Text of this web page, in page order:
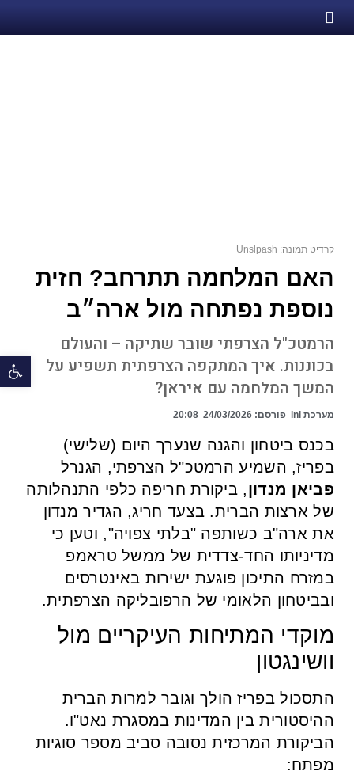
קרדיט תמונה: Unslpash
האם המלחמה תתרחב? חזית
נוספת נפתחה מול ארה״ב
הרמטכ"ל הצרפתי שובר שתיקה – והעולם
בכוננות. איך המתקפה הצרפתית תשפיע על
המשך המלחמה עם איראן?
מערכת ini פורסם: 20:08
בכנס ביטחון והגנה שנערך היום (שלישי)
בפריז, השמיע הרמטכ"ל הצרפתי, הגנרל
פביאן מנדון, ביקורת חריפה כלפי התנהלותה
של ארצות הברית. בצעד חריג, הגדיר מנדון
את ארה"ב כשותפה "בלתי צפויה", וטען כי
מדיניותו החד-צדדית של ממשל טראמפ
במזרח התיכון פוגעת ישירות באינטרסים
ובביטחון הלאומי של הרפובליקה הצרפתית.
מוקדי המתיחות העיקריים מול
וושינגטון
התסכול בפריז הולך וגובר למרות הברית
ההיסטורית בין המדינות במסגרת נאט"ו.
הביקורת המרכזית נסובה סביב מספר סוגיות
מפתח: